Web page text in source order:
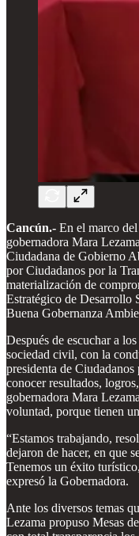
Cancún.- En el marco
gobernadora Mara
Ciudadana de Gobierno
por Ciudadanos por la
materialización de
Estratégico de Desarrollo
Buena Gobernanza
Después de escuchar a
sociedad civil, con la
presidenta de
conocer resultados,
gobernadora Mara
voluntad, porque tienen
“Estamos trabajando,
dejaron de hacer, en que
Tenemos un éxito
expresó la Gobernadora.
Ante los diversos temas
Lezama propuso Mesas